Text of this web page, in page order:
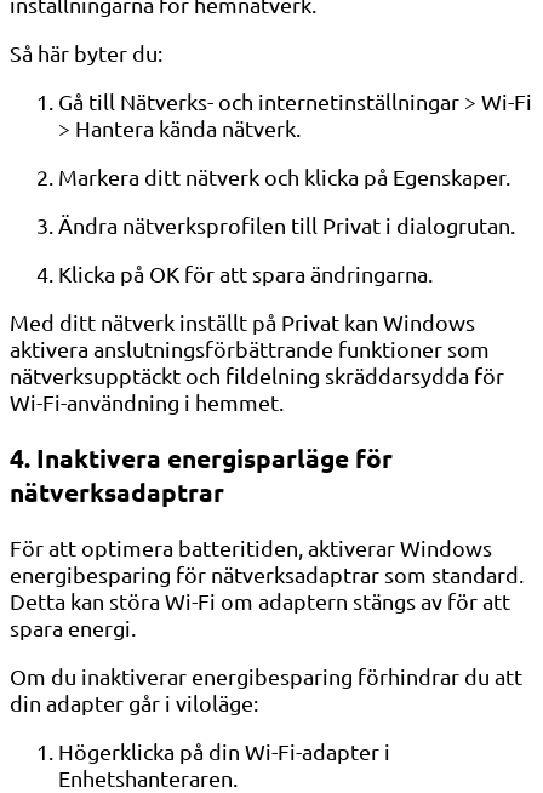
Så här byter du:
Gå till Nätverks- och internetinställningar > Wi-Fi
> Hantera kända nätverk.
Markera ditt nätverk och klicka på Egenskaper.
Ändra nätverksprofilen till Privat i dialogrutan.
Klicka på OK för att spara ändringarna.
Med ditt nätverk inställt på Privat kan Windows
aktivera anslutningsförbättrande funktioner som
nätverksupptäckt och fildelning skräddarsydda för
Wi-Fi-användning i hemmet.
4. Inaktivera energisparläge för
nätverksadaptrar
För att optimera batteritiden, aktiverar Windows
energibesparing för nätverksadaptrar som standard.
Detta kan störa Wi-Fi om adaptern stängs av för att
spara energi.
Om du inaktiverar energibesparing förhindrar du att
din adapter går i viloläge:
Högerklicka på din Wi-Fi-adapter i
Enhetshanteraren.